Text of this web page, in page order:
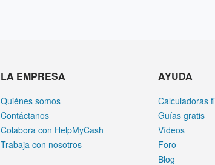
LA EMPRESA
Quiénes somos
Contáctanos
Colabora con HelpMyCash
Trabaja con nosotros
AYUDA
Calculadoras
Guías gratis
Vídeos
Foro
Blog